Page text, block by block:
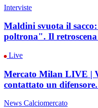
Interviste
Maldini svuota il
poltrona". Il
Live
Mercato Milan LIVE |
contattato un
News Calciomercato